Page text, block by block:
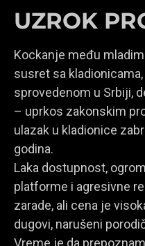
UZROK
Kockanje među
susret sa
sprovedenom u Srbiji,
– uprkos zakonskim
ulazak u kladionice
godina.
Laka dostupnost,
platforme i agresivne
zarade, ali cena je
dugovi, narušeni
Vreme je da